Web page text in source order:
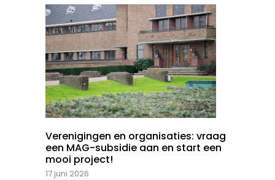
Verenigingen en organisaties: vraag
een MAG-subsidie aan en start een
mooi project!
17 juni 2026